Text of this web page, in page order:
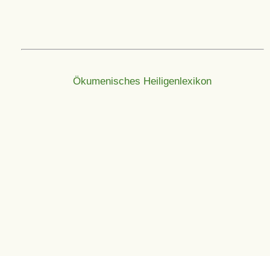
Ökumenisches Heiligenlexikon